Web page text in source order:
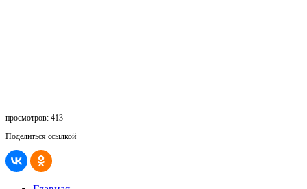
просмотров: 413
Поделиться ссылкой